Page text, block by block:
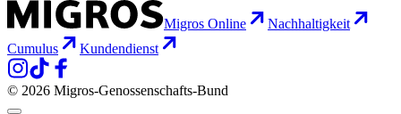
Migros Online
Nachhaltigkeit
Cumulus
Kundendienst
© 2026 Migros-Genossenschafts-Bund